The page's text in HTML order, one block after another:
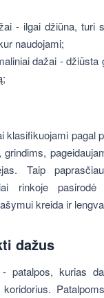
- ilgai džiūna, turi
naudojami;
dažai - džiūsta
klasifikuojami pagal
Taip
rinkoje
kreida ir
dažus
patalpos, kurias